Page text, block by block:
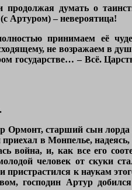
думать о
Артуром) – невероятица!
принимаем её
не возражаем в
государстве… – Всё.
Ормонт, старший сын
в Монпелье,
и, как все его
человек от скуки
к наукам
господин Артур